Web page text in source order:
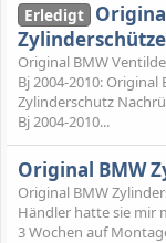
Erledigt
Original BMW
Bj 2004-2010:
Zylinderschutz
Bj 2004-2010...
Original BMW
Original BMW
Händler hatte sie mir
3 Wochen auf